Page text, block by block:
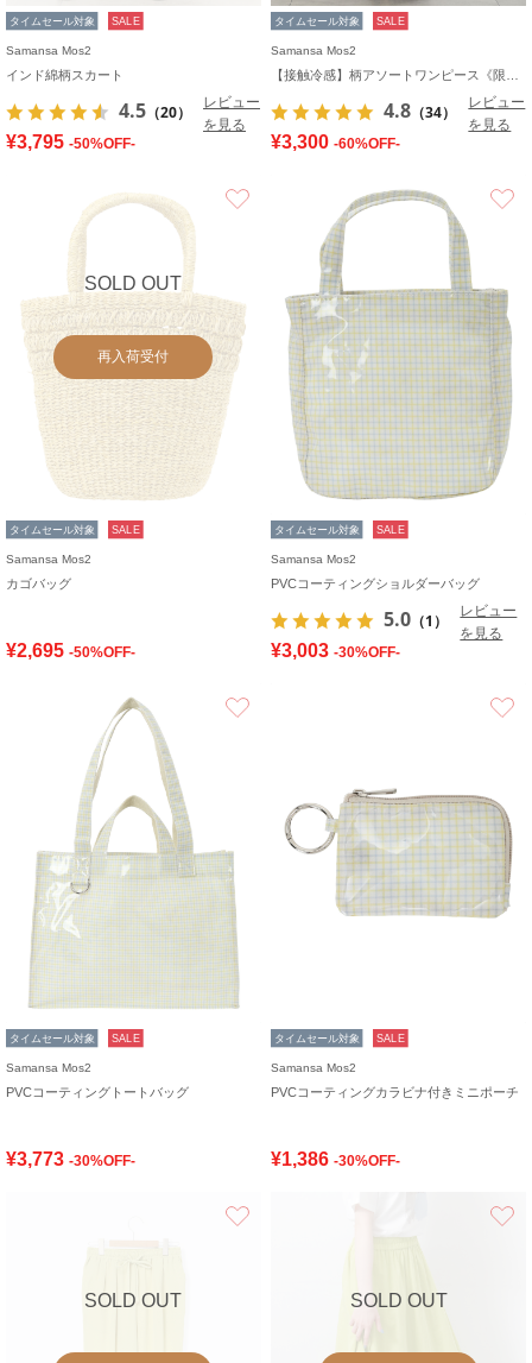
タイムセール対象 SALE
Samansa Mos2
インド綿柄スカート
4.5 （20）
レビュー
を見る
¥3,795 -50%OFF-
タイムセール対象 SALE
Samansa Mos2
4.8 （34）
レビュー
を見る
¥3,300 -60%OFF-
SOLD OUT
再入荷受付
タイムセール対象 SALE
Samansa Mos2
カゴバッグ
¥2,695 -50%OFF-
タイムセール対象 SALE
Samansa Mos2
PVCコーティングショルダーバッグ
5.0 （1）
レビュー
を見る
¥3,003 -30%OFF-
タイムセール対象 SALE
Samansa Mos2
PVCコーティングトートバッグ
¥3,773 -30%OFF-
タイムセール対象 SALE
Samansa Mos2
PVCコーティングカラビナ付きミニポーチ
¥1,386 -30%OFF-
SOLD OUT SOLD OUT